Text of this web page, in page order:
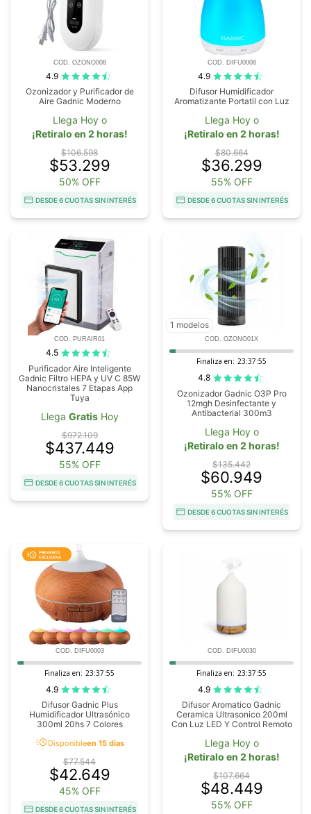
COD. OZONO008
4.9
Ozonizador y Purificador de
Aire Gadnic Moderno
Llega Hoy o
¡Retiralo en 2 horas!
$106.598
$53.299
50% OFF
DESDE 6 CUOTAS SIN INTERÉS
COD. DIFU0008
4.9
Difusor Humidificador
Aromatizante Portatil con Luz
Llega Hoy o
¡Retiralo en 2 horas!
$80.664
$36.299
55% OFF
DESDE 6 CUOTAS SIN INTERÉS
COD. PURAIR01
4.5
Purificador Aire Inteligente
Gadnic Filtro HEPA y UV C 85W
Nanocristales 7 Etapas App
Tuya
Llega GratisHoy
$972.109
$437.449
55% OFF
DESDE 6 CUOTAS SIN INTERÉS
1 modelos
COD. OZONO01X
Finaliza en: 23:37:54
4.8
Ozonizador Gadnic O3P Pro
12mgh Desinfectante y
Antibacterial 300m3
Llega Hoy o
¡Retiralo en 2 horas!
$135.442
$60.949
55% OFF
DESDE 6 CUOTAS SIN INTERÉS
COD. DIFU0003
Finaliza en: 23:37:54
4.9
Difusor Gadnic Plus
Humidificador Ultrasónico
300ml 20hs 7 Colores
acuteDisponibleen 15 días
$77.544
$42.649
45% OFF
DESDE 6 CUOTAS SIN INTERÉS
COD. DIFU0030
Finaliza en: 23:37:54
4.9
Difusor Aromatico Gadnic
Ceramica Ultrasonico 200ml
Con Luz LED Y Control Remoto
Llega Hoy o
¡Retiralo en 2 horas!
$107.664
$48.449
55% OFF